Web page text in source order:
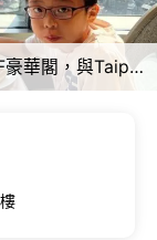
台北市大安區【台北】「遠東香格里拉36F豪華閣，與Taipei 101面對面的景觀餐廳，可享用個人主餐+中西式吃到飽的自助早餐